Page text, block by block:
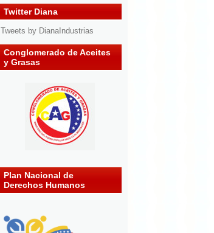
Twitter Diana
Tweets by DianaIndustrias
Conglomerado de Aceites
y Grasas
Plan Nacional de
Derechos Humanos